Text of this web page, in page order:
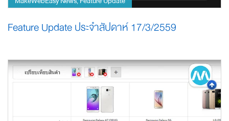
Feature Update ประจำสัปดาห์ 17/3/2559